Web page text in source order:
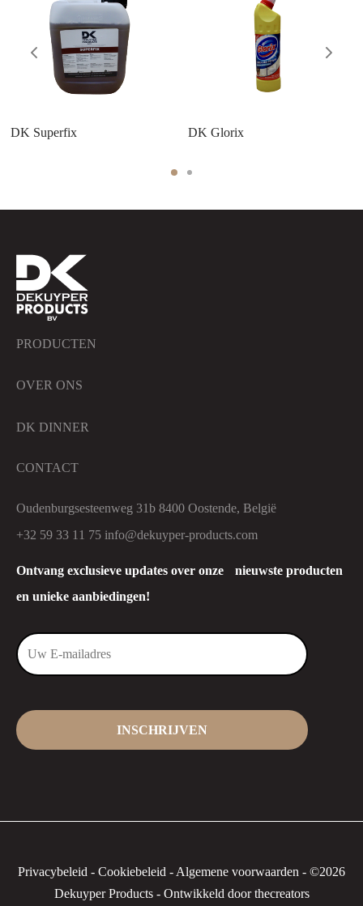
DK Superfix DK Glorix
Ontvang exclusieve updates over onze nieuwste producten
en unieke aanbiedingen!
PRODUCTEN
OVER ONS
DK DINNER
CONTACT
Oudenburgsesteenweg 31b 8400 Oostende, België
+32 59 33 11 75 info@dekuyper-products.com
Privacybeleid - Cookiebeleid - Algemene voorwaarden - ©2026
Dekuyper Products - Ontwikkeld door thecreators